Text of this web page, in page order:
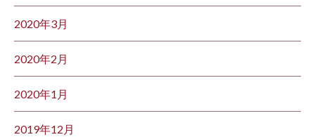
2020年3月
2020年2月
2020年1月
2019年12月